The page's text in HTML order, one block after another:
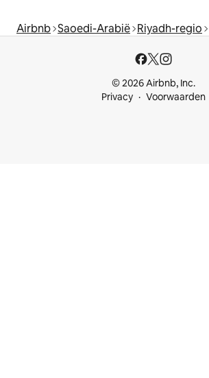
Airbnb Saoedi-Arabië Riyadh-regio
© 2026 Airbnb, Inc.
Privacy
Voorwaarden